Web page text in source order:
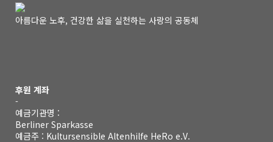
아름다운 노후, 건강한 삶을 실천하는 사랑의 공동체
후원 계좌
-
예금기관명 :
Berliner Sparkasse
예금주 : Kultursensible Altenhilfe HeRo e.V.